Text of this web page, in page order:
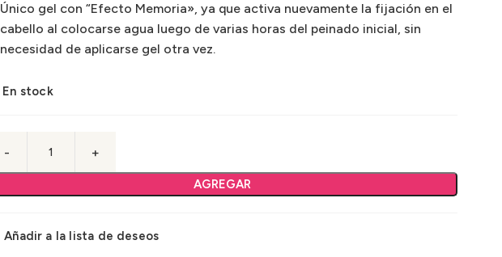
Único gel con “Efecto Memoria», ya que activa nuevamente la fijación en el
cabello al colocarse agua luego de varias horas del peinado inicial, sin
necesidad de aplicarse gel otra vez.
En stock
AGREGAR
Añadir a la lista de deseos